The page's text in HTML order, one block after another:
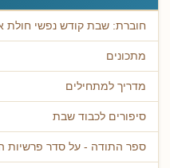
חוברת: שבת קודש נפשי חולת
מתכונים
מדריך למתחילים
סיפורים לכבוד שבת
ספר התודה - על סדר פרשיות